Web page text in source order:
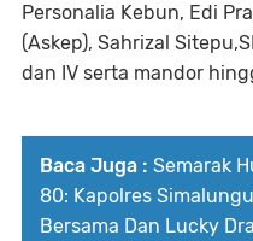
Personalia Kebun, Edi
(Askep), Sahrizal
dan IV serta mandor
Baca Juga : Semarak
80: Kapolres
Bersama Dan Lucky